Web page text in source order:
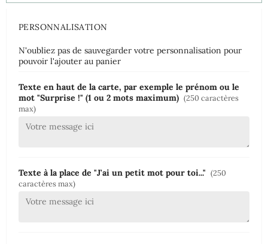
PERSONNALISATION
N'oubliez pas de sauvegarder votre personnalisation pour
pouvoir l'ajouter au panier
Texte en haut de la carte, par exemple le prénom ou le
mot "Surprise !" (1 ou 2 mots maximum) (250 caractères
max)
Texte à la place de "J'ai un petit mot pour toi..." (250
caractères max)